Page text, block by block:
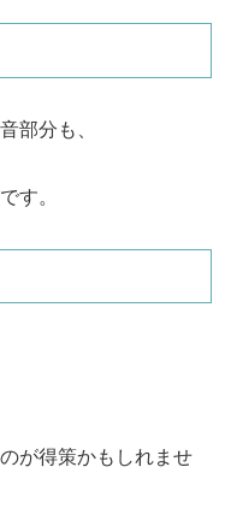
部分も、
す。
が得策かもしれませ